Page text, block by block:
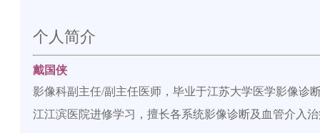
个人简介
戴国侠
影像科副主任/副主任医师，毕业于江苏大学医学影像诊
江江滨医院进修学习，擅长各系统影像诊断及血管介入